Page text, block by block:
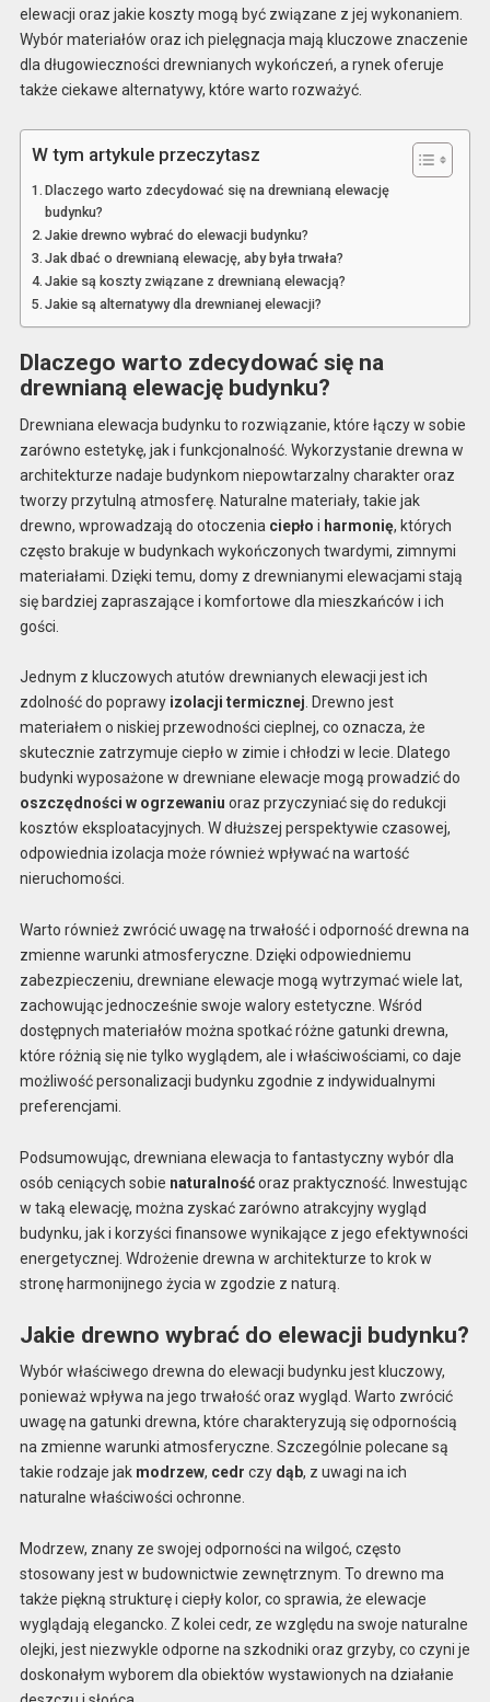
elewacji oraz jakie koszty mogą być związane z jej wykonaniem.
Wybór materiałów oraz ich pielęgnacja mają kluczowe znaczenie
dla długowieczności drewnianych wykończeń, a rynek oferuje
także ciekawe alternatywy, które warto rozważyć.
W tym artykule przeczytasz
Dlaczego warto zdecydować się na drewnianą elewację
budynku?
Jakie drewno wybrać do elewacji budynku?
Jak dbać o drewnianą elewację, aby była trwała?
Jakie są koszty związane z drewnianą elewacją?
Jakie są alternatywy dla drewnianej elewacji?
Dlaczego warto zdecydować się na
drewnianą elewację budynku?
Drewniana elewacja budynku to rozwiązanie, które łączy w sobie
zarówno estetykę, jak i funkcjonalność. Wykorzystanie drewna w
architekturze nadaje budynkom niepowtarzalny charakter oraz
tworzy przytulną atmosferę. Naturalne materiały, takie jak
drewno, wprowadzają do otoczenia ciepło i harmonię, których
często brakuje w budynkach wykończonych twardymi, zimnymi
materiałami. Dzięki temu, domy z drewnianymi elewacjami stają
się bardziej zapraszające i komfortowe dla mieszkańców i ich
gości.
Jednym z kluczowych atutów drewnianych elewacji jest ich
zdolność do poprawy izolacji termicznej. Drewno jest
materiałem o niskiej przewodności cieplnej, co oznacza, że
skutecznie zatrzymuje ciepło w zimie i chłodzi w lecie. Dlatego
budynki wyposażone w drewniane elewacje mogą prowadzić do
oszczędności w ogrzewaniu oraz przyczyniać się do redukcji
kosztów eksploatacyjnych. W dłuższej perspektywie czasowej,
odpowiednia izolacja może również wpływać na wartość
nieruchomości.
Warto również zwrócić uwagę na trwałość i odporność drewna na
zmienne warunki atmosferyczne. Dzięki odpowiedniemu
zabezpieczeniu, drewniane elewacje mogą wytrzymać wiele lat,
zachowując jednocześnie swoje walory estetyczne. Wśród
dostępnych materiałów można spotkać różne gatunki drewna,
które różnią się nie tylko wyglądem, ale i właściwościami, co daje
możliwość personalizacji budynku zgodnie z indywidualnymi
preferencjami.
Podsumowując, drewniana elewacja to fantastyczny wybór dla
osób ceniących sobie naturalnośćoraz praktyczność. Inwestując
w taką elewację, można zyskać zarówno atrakcyjny wygląd
budynku, jak i korzyści finansowe wynikające z jego efektywności
energetycznej. Wdrożenie drewna w architekturze to krok w
stronę harmonijnego życia w zgodzie z naturą.
Jakie drewno wybrać do elewacji budynku?
Wybór właściwego drewna do elewacji budynku jest kluczowy,
ponieważ wpływa na jego trwałość oraz wygląd. Warto zwrócić
uwagę na gatunki drewna, które charakteryzują się odpornością
na zmienne warunki atmosferyczne. Szczególnie polecane są
takie rodzaje jak modrzew, cedr czy dąb, z uwagi na ich
naturalne właściwości ochronne.
Modrzew, znany ze swojej odporności na wilgoć, często
stosowany jest w budownictwie zewnętrznym. To drewno ma
także piękną strukturę i ciepły kolor, co sprawia, że elewacje
wyglądają elegancko. Z kolei cedr, ze względu na swoje naturalne
olejki, jest niezwykle odporne na szkodniki oraz grzyby, co czyni je
doskonałym wyborem dla obiektów wystawionych na działanie